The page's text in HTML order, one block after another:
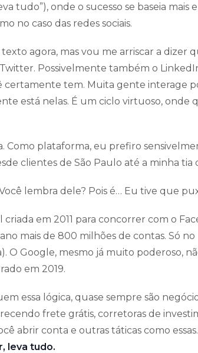
tudo”), onde o sucesso se baseia
no caso das redes sociais.
agora, mas vou me arriscar a dizer
Possivelmente também o
certamente tem. Muita gente interage
está nelas. É um ciclo virtuoso, onde
Como plataforma, eu prefiro
clientes de São Paulo até a minha tia
lembra dele? Pois é… Eu tive que
criada em 2011 para concorrer com o
mais de 800 milhões de contas. Só no
O Google, mesmo já muito poderoso,
em 2019.
essa lógica, quase sempre são
frete grátis, corretoras de
abrir conta e outras táticas como
leva tudo.